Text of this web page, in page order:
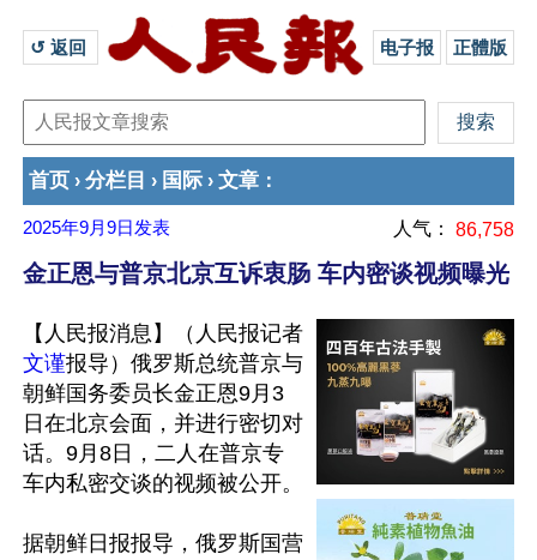
↺ 返回 电子报 正體版
首页 › 分栏目 › 国际 › 文章 ：
2025年9月9日 发表 人气： 86,758
金正恩与普京北京互诉衷肠 车内密谈视频曝光
【人民报消息】（人民报记者
文谨报导）俄罗斯总统普京与
朝鲜国务委员长金正恩9月3
日在北京会面，并进行密切对
话。9月8日，二人在普京专
车内私密交谈的视频被公开。
据朝鲜日报报导，俄罗斯国营